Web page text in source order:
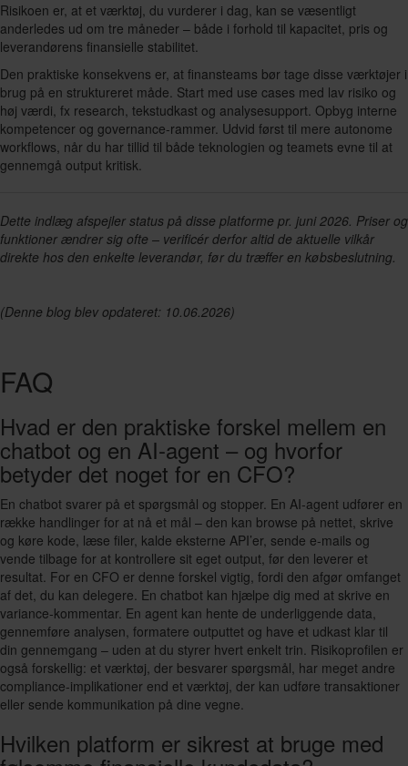
Risikoen er, at et værktøj, du vurderer i dag, kan se væsentligt
anderledes ud om tre måneder – både i forhold til kapacitet, pris og
leverandørens finansielle stabilitet.
Den praktiske konsekvens er, at finansteams bør tage disse værktøjer i
brug på en struktureret måde. Start med use cases med lav risiko og
høj værdi, fx research, tekstudkast og analysesupport. Opbyg interne
kompetencer og governance-rammer. Udvid først til mere autonome
workflows, når du har tillid til både teknologien og teamets evne til at
gennemgå output kritisk.
Dette indlæg afspejler status på disse platforme pr. juni 2026. Priser og
funktioner ændrer sig ofte – verificér derfor altid de aktuelle vilkår
direkte hos den enkelte leverandør, før du træffer en købsbeslutning.
(Denne blog blev opdateret: 10.06.2026)
FAQ
Hvad er den praktiske forskel mellem en
chatbot og en AI-agent – og hvorfor
betyder det noget for en CFO?
En chatbot svarer på et spørgsmål og stopper. En AI-agent udfører en
række handlinger for at nå et mål – den kan browse på nettet, skrive
og køre kode, læse filer, kalde eksterne API’er, sende e-mails og
vende tilbage for at kontrollere sit eget output, før den leverer et
resultat. For en CFO er denne forskel vigtig, fordi den afgør omfanget
af det, du kan delegere. En chatbot kan hjælpe dig med at skrive en
variance-kommentar. En agent kan hente de underliggende data,
gennemføre analysen, formatere outputtet og have et udkast klar til
din gennemgang – uden at du styrer hvert enkelt trin. Risikoprofilen er
også forskellig: et værktøj, der besvarer spørgsmål, har meget andre
compliance-implikationer end et værktøj, der kan udføre transaktioner
eller sende kommunikation på dine vegne.
Hvilken platform er sikrest at bruge med